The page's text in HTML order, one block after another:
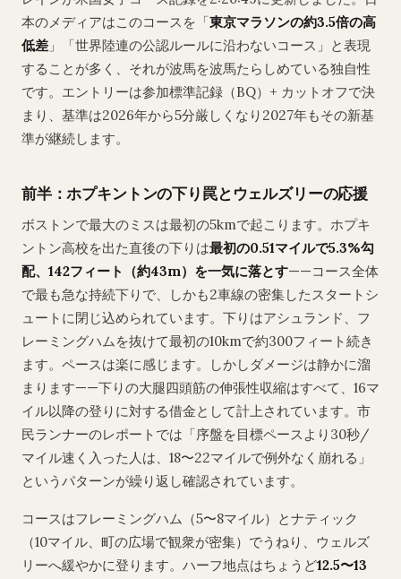
本のメディアはこのコースを「東京マラソンの約3.5倍の高
低差 」「世界陸連の公認ルールに沿わないコース」と表現
することが多く、それが波馬を波馬たらしめている独自性
です。エントリーは参加標準記録（BQ）+ カットオフで決
まり、基準は2026年から5分厳しくなり2027年もその新基
準が継続します。
前半：ホプキントンの下り罠とウェルズリーの応援
ボストンで最大のミスは最初の5kmで起こります。ホプキ
ントン高校を出た直後の下りは最初の0.51マイルで5.3%勾
配、142フィート（約43m）を一気に落とす——コース全体
で最も急な持続下りで、しかも2車線の密集したスタートシ
ュートに閉じ込められています。下りはアシュランド、フ
レーミングハムを抜けて最初の10kmで約300フィート続き
ます。ペースは楽に感じます。しかしダメージは静かに溜
まります——下りの大腿四頭筋の伸張性収縮はすべて、16マ
イル以降の登りに対する借金として計上されています。市
民ランナーのレポートでは「序盤を目標ペースより30秒/
マイル速く入った人は、18〜22マイルで例外なく崩れる」
というパターンが繰り返し確認されています。
コースはフレーミングハム（5〜8マイル）とナティック
（10マイル、町の広場で観衆が密集）でうねり、ウェルズ
リーへ緩やかに登ります。ハーフ地点はちょうど12.5〜13